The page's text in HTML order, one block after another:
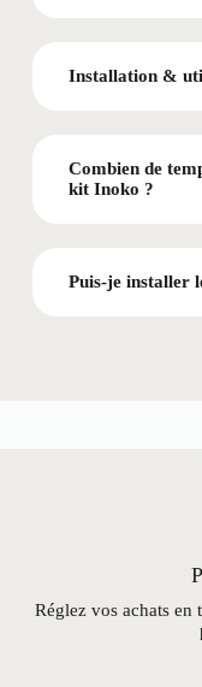
Installation &
Combien de
kit Inoko ?
Puis-je installer
Réglez vos achats en